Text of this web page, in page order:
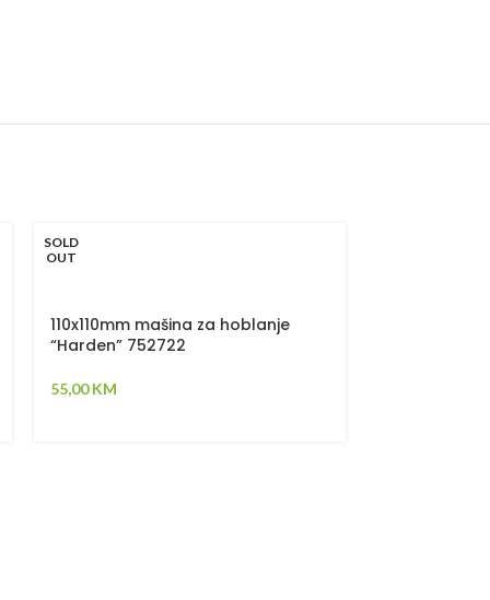
SOLD
OUT
110x110mm mašina za hoblanje
“Harden” 752722
55,00KM